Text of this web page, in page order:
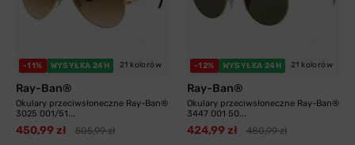
-11% WYSYŁKA 24H 21 kolorów
Ray-Ban®
Okulary przeciwsłoneczne Ray-Ban®
3025 001/51...
450,99 zł 505,99 zł
-12% WYSYŁKA 24H 21 kolorów
Ray-Ban®
Okulary przeciwsłoneczne Ray-Ban®
3447 001 50...
424,99 zł 480,99 zł